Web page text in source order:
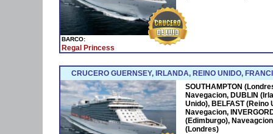
BARCO:
Regal Princess
CRUCERO GUERNSEY, IRLANDA, REINO UNIDO,
SOUTHAMPTON
Navegacion, DUBLIN
Unido), BELFAST (Reino
Navegacion,
(Edimburgo),
(Londres)